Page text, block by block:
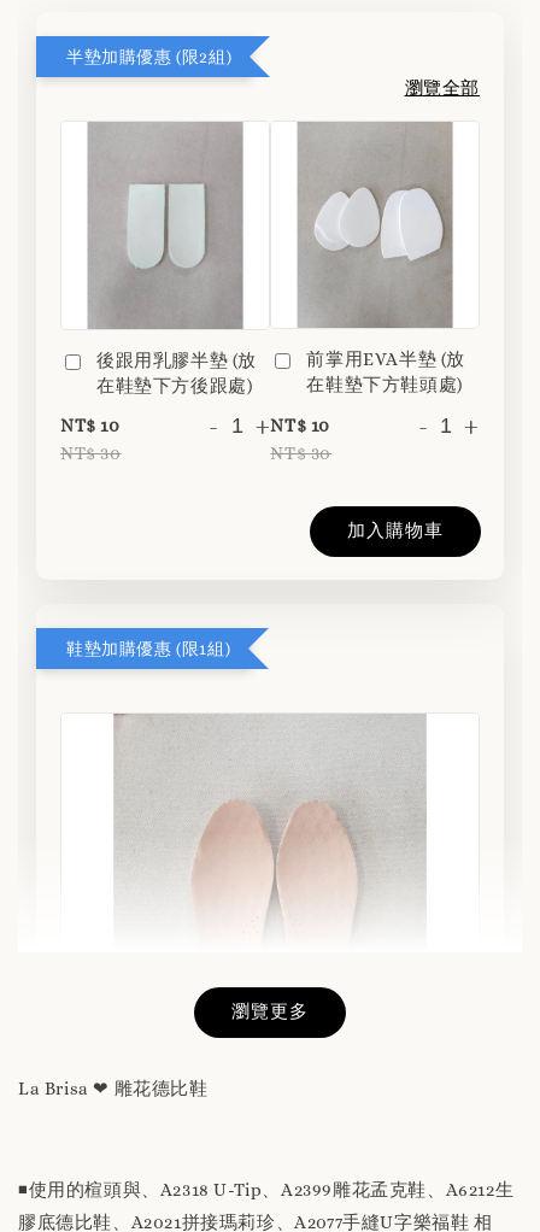
半墊加購優惠 (限2組)
瀏覽全部
後跟用乳膠半墊 (放
在鞋墊下方後跟處)
NT$ 10
NT$ 30
- +
前掌用EVA半墊 (放
在鞋墊下方鞋頭處)
NT$ 10
NT$ 30
- +
加入購物車
鞋墊加購優惠 (限1組)
說明」
瀏覽更多
La Brisa ❤ 雕花德比鞋
◾️使用的楦頭與、A2318 U-Tip、A2399雕花孟克鞋、A6212生
膠底德比鞋、A2021拼接瑪莉珍、A2077手縫U字樂福鞋 相